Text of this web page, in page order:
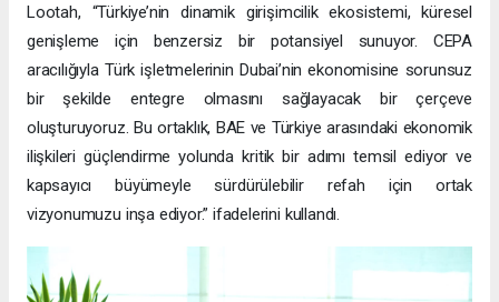
Lootah, “Türkiye’nin dinamik girişimcilik ekosistemi, küresel
genişleme için benzersiz bir potansiyel sunuyor. CEPA
aracılığıyla Türk işletmelerinin Dubai’nin ekonomisine sorunsuz
bir şekilde entegre olmasını sağlayacak bir çerçeve
oluşturuyoruz. Bu ortaklık, BAE ve Türkiye arasındaki ekonomik
ilişkileri güçlendirme yolunda kritik bir adımı temsil ediyor ve
kapsayıcı büyümeyle sürdürülebilir refah için ortak
vizyonumuzu inşa ediyor.” ifadelerini kullandı.